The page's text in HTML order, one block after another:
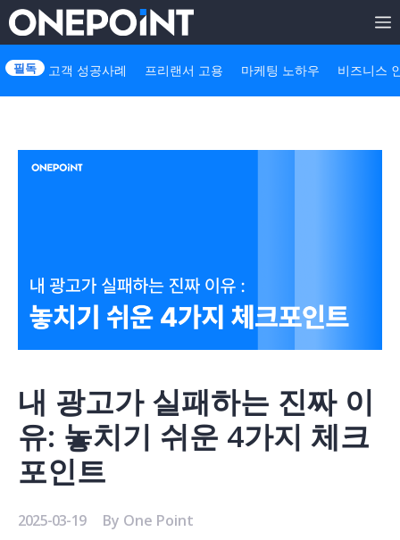
Skip
to
content
고객 성공사례 프리랜서 고용 마케팅 노하우 비즈니스
내 광고가 실패하는 진짜 이
유: 놓치기 쉬운 4가지 체크
포인트
2025-03-19 By One Point